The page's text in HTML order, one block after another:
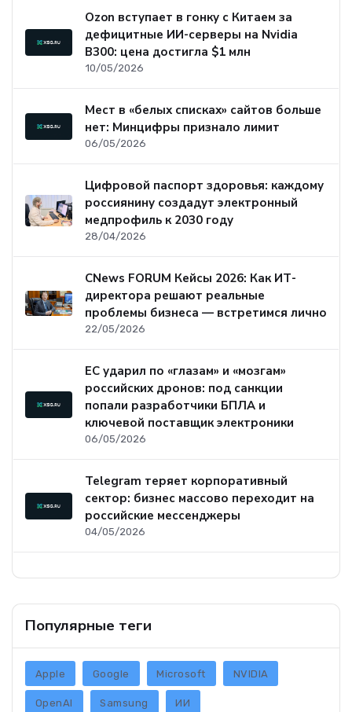
Ozon вступает в гонку с Китаем за
дефицитные ИИ-серверы на Nvidia
B300: цена достигла $1 млн
10/05/2026
Мест в «белых списках» сайтов больше
нет: Минцифры признало лимит
06/05/2026
Цифровой паспорт здоровья: каждому
россиянину создадут электронный
медпрофиль к 2030 году
28/04/2026
CNews FORUM Кейсы 2026: Как ИТ-
директора решают реальные
проблемы бизнеса — встретимся лично
22/05/2026
ЕС ударил по «глазам» и «мозгам»
российских дронов: под санкции
попали разработчики БПЛА и
ключевой поставщик электроники
06/05/2026
Telegram теряет корпоративный
сектор: бизнес массово переходит на
российские мессенджеры
04/05/2026
Популярные теги
Apple Google Microsoft NVIDIA
OpenAI Samsung ИИ